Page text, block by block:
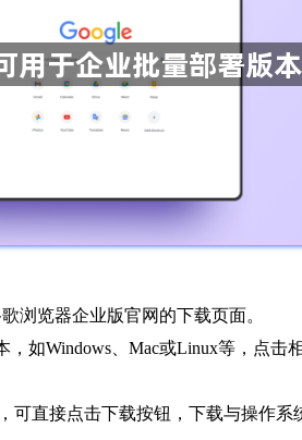
浏览器企业版官网的下载页面。
如Windows、Mac或Linux等，点击
直接点击下载按钮，下载与操作系